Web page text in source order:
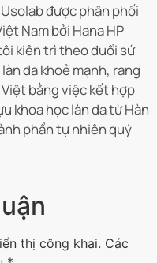
được phân phối
Nam bởi Hana HP
kiên trì theo đuổi sứ
da khoẻ mạnh, rạng
bằng việc kết hợp
khoa học làn da từ Hàn
phần tự nhiên quý
thị công khai. Các